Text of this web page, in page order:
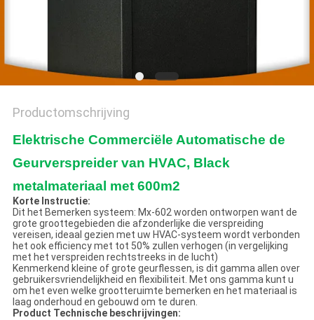
Productomschrijving
Elektrische Commerciële Automatische de
Geurverspreider van HVAC, Black
metalmateriaal met 600m2
Korte Instructie:
Dit het Bemerken systeem: Mx-602 worden ontworpen want de
grote groottegebieden die afzonderlijke die verspreiding
vereisen, ideaal gezien met uw HVAC-systeem wordt verbonden
het ook efficiency met tot 50% zullen verhogen (in vergelijking
met het verspreiden rechtstreeks in de lucht)
Kenmerkend kleine of grote geurflessen, is dit gamma allen over
gebruikersvriendelijkheid en flexibiliteit. Met ons gamma kunt u
om het even welke grootteruimte bemerken en het materiaal is
laag onderhoud en gebouwd om te duren.
Product Technische beschrijvingen: